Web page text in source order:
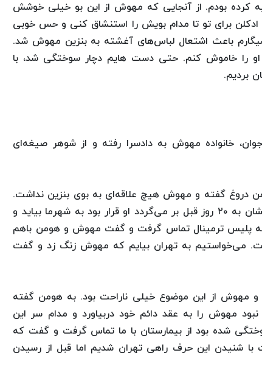
کرده بودم. از آنجایی که مهوش از این بو خیلی خوشش
برای تو تا مدام بویش را استنشاق کنی و حس خوبی
باعث اشتعال لباس‌های آغشته به بنزین مهوش شد.
را خاموش کنم. حتی دست هایم دچار سوختگی شد، با
بردیم.
خانواده مهوش به دادسرا رفته و از شوهر صیغه‌ای
دروغ گفته و مهوش هیچ علاقه‌ای به بوی بنزین نداشت.
آنها مدام با هم اختلاف داشتند. یکی از موارد اختلافشان به ۲۰ روز قبل بر می‌گردد او قرار بود به شهرما بیاید و
که پلیس ترمینال تماس گرفت و گفت مهوش و هومن باهم
می‌خواستیم به تهران بیایم که مهوش زنگ زد و گفت
و مهوش از این موضوع خیلی ناراحت بود. به هومن گفته
مهوش را به عقد دائم خود دربیاورد و مدام سر این
شده بود از بیمارستان با ما تماس گرفت و گفت که
شنیدن این حرف راهی تهران شدیم اما قبل از رسیدن